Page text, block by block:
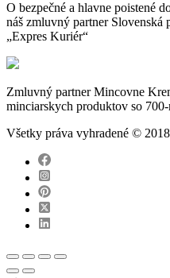
O bezpečné a hlavne poistené
náš zmluvný partner Slovenská
„Expres Kuriér“
Zmluvný partner Mincovne
minciarskych produktov so
Všetky práva vyhradené ©